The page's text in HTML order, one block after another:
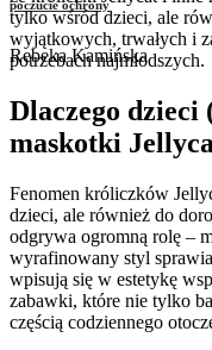
poczucie ochrony
Rebeka Kamińska
tylko wśród dzieci, ale
wyjątkowych, trwałych i
potrzebach najmłodszych.
Dlaczego
maskotki
Fenomen króliczków
dzieci, ale również do
odgrywa ogromną rolę –
wyrafinowany styl
wpisują się w estetykę
zabawki, które nie tylko
częścią codziennego